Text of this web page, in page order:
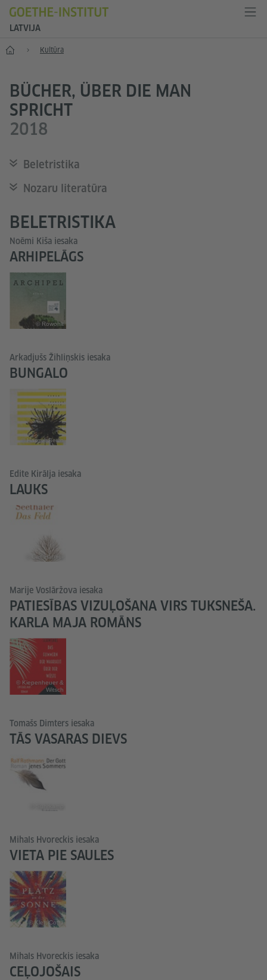
LATVIJA
Sākums Kultūra
BÜCHER, ÜBER DIE MAN
SPRICHT
2018
Beletristika
Nozaru literatūra
BELETRISTIKA
Noēmi Kiša iesaka
ARHIPELĀGS
© Rowohlt
Arkadjušs Žihliņskis iesaka
BUNGALO
© Hanser Berlin
Edite Kirālja iesaka
LAUKS
© Carl Hanser
Marije Voslāržova iesaka
PATIESĪBAS VIZUĻOŠANA VIRS TUKSNEŠA.
KARLA MAJA ROMĀNS
© Kiepenheuer &
Witsch
Tomašs Dimters iesaka
TĀS VASARAS DIEVS
Mihals Hvoreckis iesaka
VIETA PIE SAULES
© Klett-Cotta
Mihals Hvoreckis iesaka
CEĻOJOŠAIS